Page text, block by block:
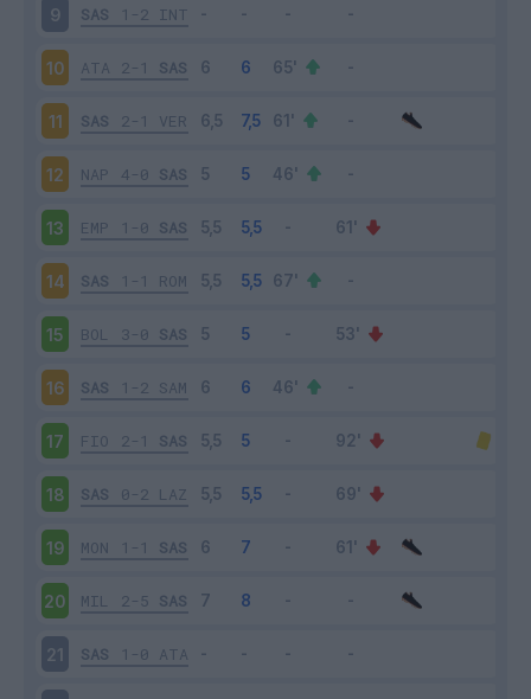
9 SAS 1-2 INT
10 ATA 2-1 SAS
11 SAS 2-1 VER
12 NAP 4-0 SAS
13 EMP 1-0 SAS
14 SAS 1-1 ROM
15 BOL 3-0 SAS
16 SAS 1-2 SAM
17 FIO 2-1 SAS
18 SAS 0-2 LAZ
19 MON 1-1 SAS
20 MIL 2-5 SAS
21 SAS 1-0 ATA